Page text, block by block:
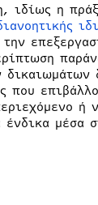
ιδίως η
που
ή
μέσα